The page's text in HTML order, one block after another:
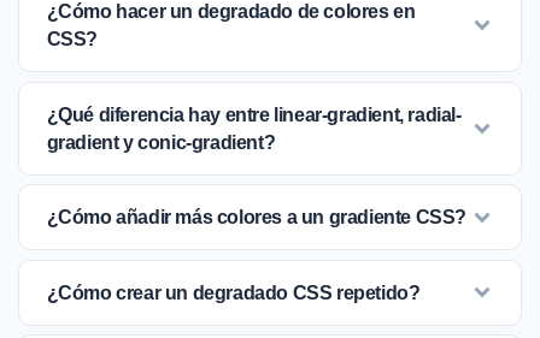
¿Cómo hacer un degradado de colores en
CSS?
¿Qué diferencia hay entre linear-gradient, radial-
gradient y conic-gradient?
¿Cómo añadir más colores a un gradiente CSS?
¿Cómo crear un degradado CSS repetido?